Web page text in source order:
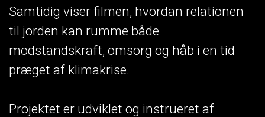
Samtidig viser filmen, hvordan relationen
til jorden kan rumme både
modstandskraft, omsorg og håb i en tid
præget af klimakrise.
Projektet er udviklet og instrueret af